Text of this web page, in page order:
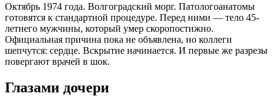
Октябрь 1974 года. Волгоградский морг. Патологоанатомы
готовятся к стандартной процедуре. Перед ними — тело 45-
летнего мужчины, который умер скоропостижно.
Официальная причина пока не объявлена, но коллеги
шепчутся: сердце. Вскрытие начинается. И первые же разрезы
повергают врачей в шок.
Глазами дочери